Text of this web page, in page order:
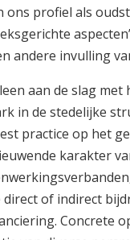
profiel als
andere invulling
aan de slag
in de stedelijke
practice op het
karakter
of indirect
Concrete